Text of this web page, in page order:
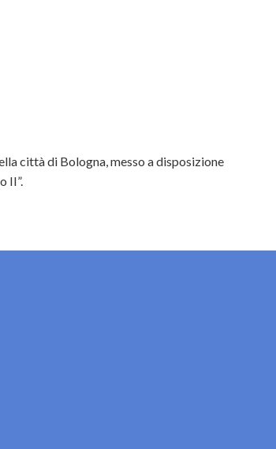
città di Bologna, messo a disposizione
II”.